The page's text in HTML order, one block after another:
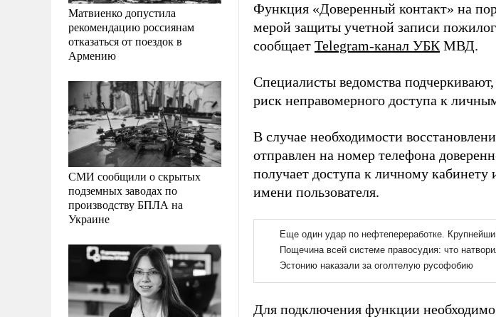
Матвиенко допустила
рекомендацию россиянам
отказаться от поездок в
Армению
СМИ сообщили о скрытых
подземных заводах по
производству БПЛА на
Украине
Функция «Доверенный контакт» на
мерой защиты учетной записи
сообщает Telegram-канал УБК МВД.
Специалисты ведомства
риск неправомерного доступа к
В случае необходимости
отправлен на номер телефона
получает доступа к личному
имени пользователя.
Для подключения функции